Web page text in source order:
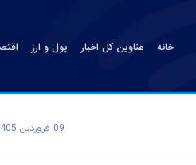
خانه عناوین کل اخبار پول و ارز
09 فروردين 1405 - 13:51